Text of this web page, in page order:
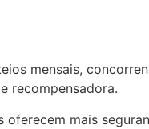
mensais,
recompensadora.
mais